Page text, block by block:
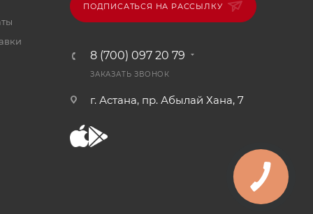
ПОДПИСАТЬСЯ НА РАССЫЛКУ
8 (700) 097 20 79
ЗАКАЗАТЬ ЗВОНОК
г. Астана, пр. Абылай Хана, 7